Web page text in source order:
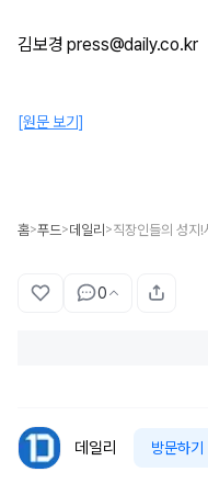
김보경 press@daily.co.kr
[원문 보기]
홈>푸드>데일리 >직장인들의 성지
0
데일리 방문하기